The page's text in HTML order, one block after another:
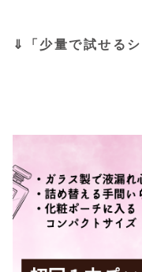
⇓「少量で試せる